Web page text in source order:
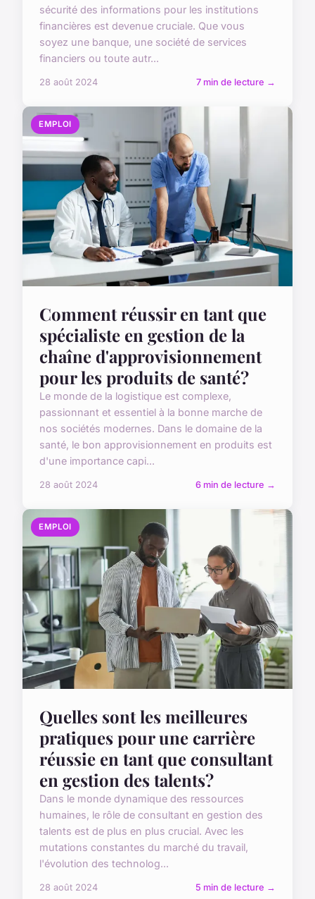
sécurité des informations pour les institutions
financières est devenue cruciale. Que vous
soyez une banque, une société de services
financiers ou toute autr...
28 août 2024 7 min de lecture →
EMPLOI
Comment réussir en tant que
spécialiste en gestion de la
chaîne d'approvisionnement
pour les produits de santé?
Le monde de la logistique est complexe,
passionnant et essentiel à la bonne marche de
nos sociétés modernes. Dans le domaine de la
santé, le bon approvisionnement en produits est
d'une importance capi...
28 août 2024 6 min de lecture →
EMPLOI
Quelles sont les meilleures
pratiques pour une carrière
réussie en tant que consultant
en gestion des talents?
Dans le monde dynamique des ressources
humaines, le rôle de consultant en gestion des
talents est de plus en plus crucial. Avec les
mutations constantes du marché du travail,
l'évolution des technolog...
28 août 2024 5 min de lecture →